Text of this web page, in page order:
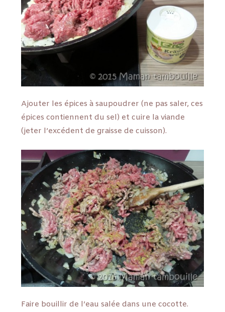
Ajouter les épices à saupoudrer (ne pas saler, ces
épices contiennent du sel) et cuire la viande
(jeter l’excédent de graisse de cuisson).
Faire bouillir de l’eau salée dans une cocotte.